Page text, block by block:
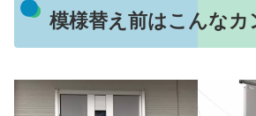
模様替え前はこんなカ